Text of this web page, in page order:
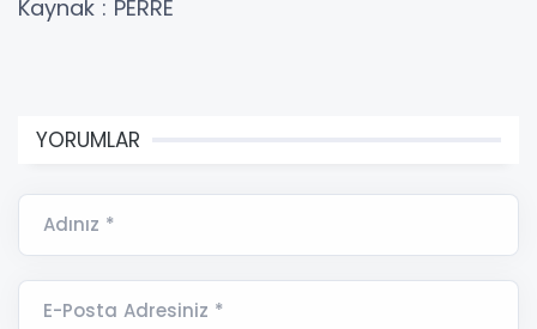
Kaynak : PERRE
YORUMLAR
Adınız *
E-Posta Adresiniz *